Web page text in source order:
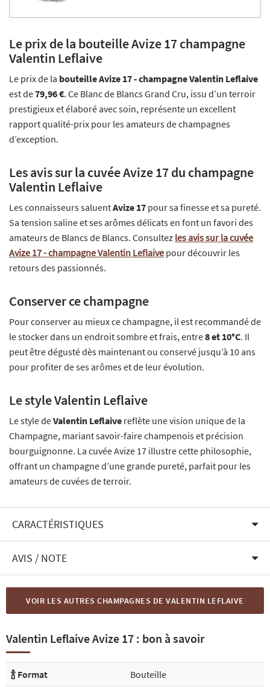
Le prix de la bouteille Avize 17 champagne
Valentin Leflaive
Le prix de la bouteille Avize 17 - champagne Valentin Leflaive
est de79,96 €. Ce Blanc de Blancs Grand Cru, issu d’un terroir
prestigieux et élaboré avec soin, représente un excellent
rapport qualité-prix pour les amateurs de champagnes
d’exception.
Les avis sur la cuvée Avize 17 du champagne
Valentin Leflaive
Les connaisseurs saluentAvize 17 pour sa finesse et sa pureté.
Sa tension saline et ses arômes délicats en font un favori des
amateurs de Blancs de Blancs. Consultez les avis sur la cuvée
Avize 17 - champagne Valentin Leflaive pour découvrir les
retours des passionnés.
Conserver ce champagne
Pour conserver au mieux ce champagne, il est recommandé de
le stocker dans un endroit sombre et frais, entre8 et 10°C. Il
peut être dégusté dès maintenant ou conservé jusqu’à 10 ans
pour profiter de ses arômes et de leur évolution.
Le style Valentin Leflaive
Le style deValentin Leflaive reflète une vision unique de la
Champagne, mariant savoir-faire champenois et précision
bourguignonne. La cuvée Avize 17 illustre cette philosophie,
offrant un champagne d’une grande pureté, parfait pour les
amateurs de cuvées de terroir.
CARACTÉRISTIQUES
AVIS / NOTE
VOIR LES AUTRES CHAMPAGNES DE VALENTIN LEFLAIVE
Valentin Leflaive Avize 17 : bon à savoir
🍾 Format
Bouteille